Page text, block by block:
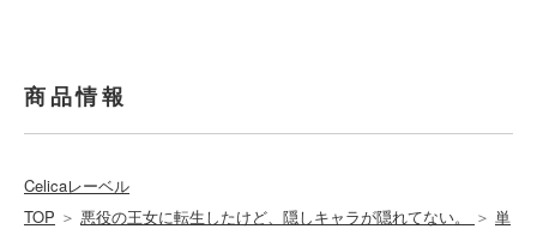
商品情報
Celicaレーベル
TOP ＞ 悪役の王女に転生したけど、隠しキャラが隠れてない。 ＞ 単